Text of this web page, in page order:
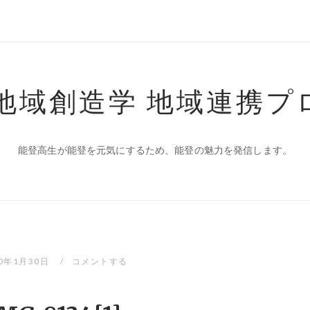
域創造学 地域連携プ
能登高生が能登を元気にするため、能登の魅力を発信します。
1月30日 コメントする